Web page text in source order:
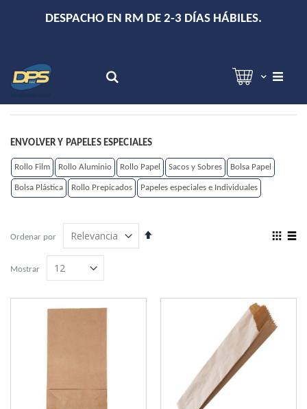
DESPACHO EN RM DE 2-3 DÍAS HÁBILES.
Ordenar por
Establecer
View
Mostrar
ENVOLVER Y PAPELES ESPECIALES
Rollo Film Rollo Aluminio Rollo Papel Sacos y Sobres Bolsa Papel
Bolsa Plástica Rollo Prepicados Papeles especiales e Individuales